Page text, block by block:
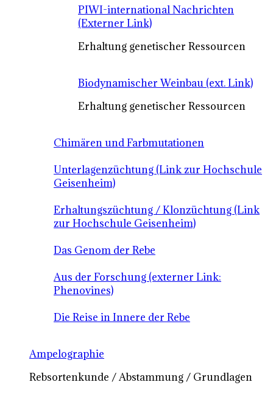
PIWI-international Nachrichten
(Externer Link)
Erhaltung genetischer Ressourcen
Biodynamischer Weinbau (ext. Link)
Erhaltung genetischer Ressourcen
Chimären und Farbmutationen
Unterlagenzüchtung (Link zur Hochschule
Geisenheim)
Erhaltungszüchtung / Klonzüchtung (Link
zur Hochschule Geisenheim)
Das Genom der Rebe
Aus der Forschung (externer Link:
Phenovines)
Die Reise in Innere der Rebe
Ampelographie
Rebsortenkunde / Abstammung / Grundlagen